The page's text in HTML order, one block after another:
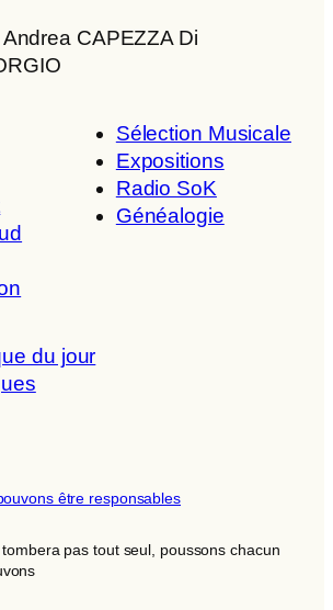
CAPEZZA Di
Sélection Musicale
Expositions
Radio SoK
Généalogie
du jour
être responsables
pas tout seul, poussons chacun